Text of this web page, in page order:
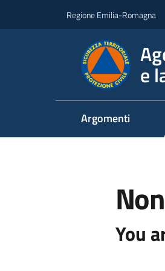
Regione Emilia-Romagna
e
Argomenti
You